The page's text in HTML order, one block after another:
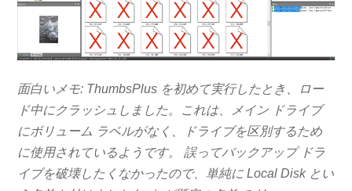
面白いメモ: ThumbsPlus を初めて実行したとき、ロー
ド中にクラッシュしました。これは、メイン ドライブ
にボリューム ラベルがなく、ドライブを区別するため
に使用されているようです。 誤ってバックアップ ドラ
イブを破壊したくなかったので、単純に Local Disk とい